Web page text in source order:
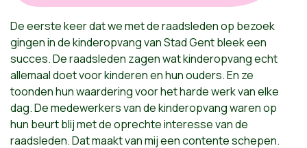
De eerste keer dat we met de raadsleden op bezoek
gingen in de kinderopvang van Stad Gent bleek een
succes. De raadsleden zagen wat kinderopvang echt
allemaal doet voor kinderen en hun ouders. En ze
toonden hun waardering voor het harde werk van elke
dag. De medewerkers van de kinderopvang waren op
hun beurt blij met de oprechte interesse van de
raadsleden. Dat maakt van mij een contente schepen.